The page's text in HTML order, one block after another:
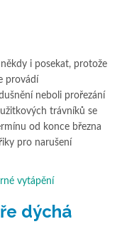
i posekat, protože
provádí
neboli prořezání
trávníků se
od konce března
pro narušení
vytápění
dýchá